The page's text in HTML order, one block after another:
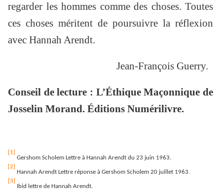
regarder les hommes comme des choses. Toutes
ces choses méritent de poursuivre la réflexion
avec Hannah Arendt.
Jean-François Guerry.
Conseil de lecture : L’Éthique Maçonnique de
Josselin Morand. Éditions Numérilivre.
[1]
Gershom Scholem Lettre à Hannah Arendt du 23 juin 1963.
[2]
Hannah Arendt Lettre réponse à Gershom Scholem 20 juillet 1963.
[3]
Ibid lettre de Hannah Arendt.